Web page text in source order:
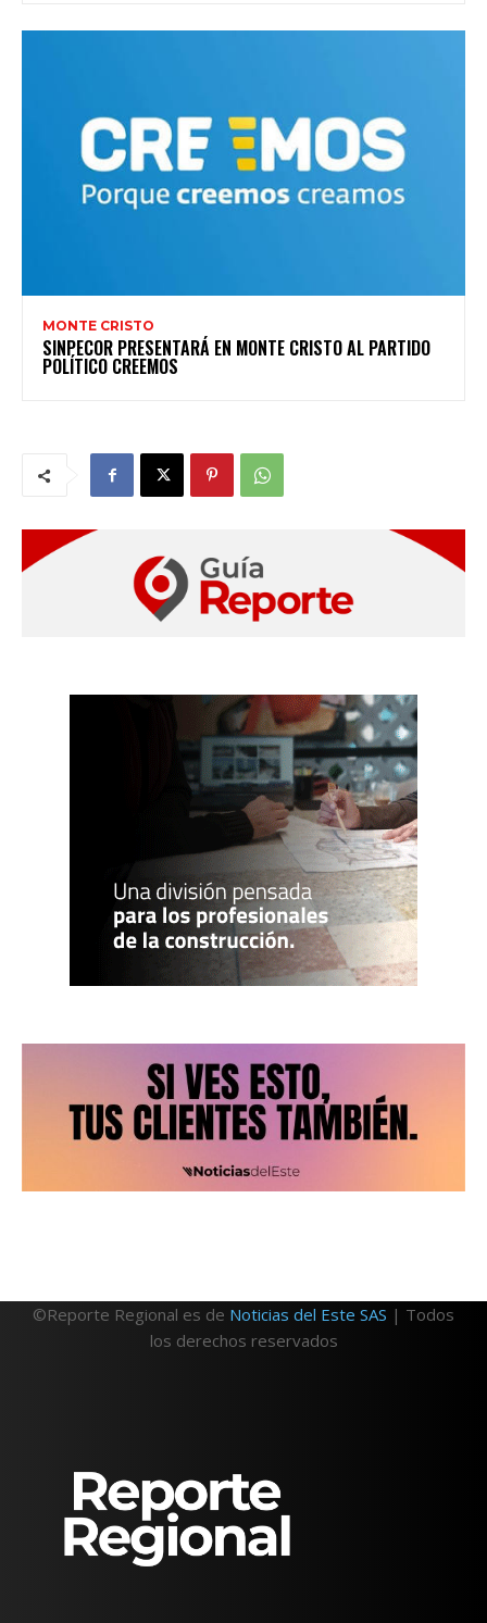
MONTE CRISTO
SINPECOR PRESENTARÁ EN MONTE CRISTO AL PARTIDO
POLÍTICO CREEMOS
©Reporte Regional es de Noticias del Este SAS | Todos
los derechos reservados